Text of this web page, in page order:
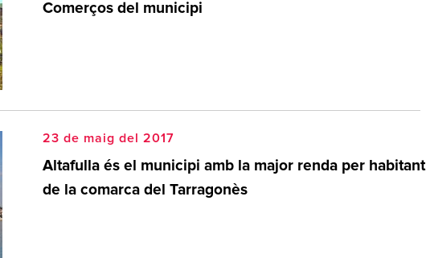
Comerços del municipi
23 de maig del 2017
Altafulla és el municipi amb la major renda per habitant
de la comarca del Tarragonès